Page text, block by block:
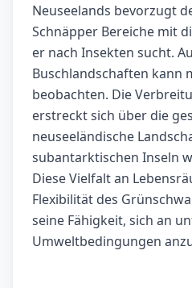
Neuseelands bevorzugt
Schnäpper Bereiche mit
er nach Insekten sucht.
Buschlandschaften kann
beobachten. Die
erstreckt sich über die
neuseeländische
subantarktischen Inseln
Diese Vielfalt an
Flexibilität des
seine Fähigkeit, sich an
Umweltbedingungen